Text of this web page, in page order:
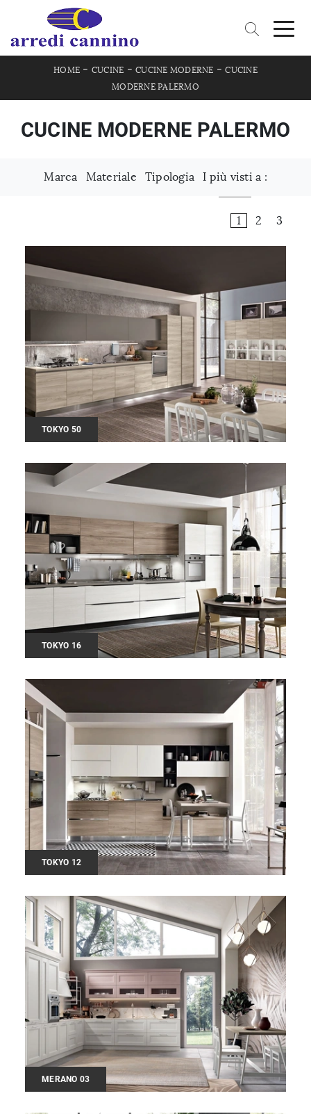
HOME - CUCINE -CUCINE MODERNE -CUCINE
MODERNE PALERMO
CUCINE MODERNE PALERMO
Marca Materiale Tipologia I più visti a :
1 2 3
TOKYO 50
TOKYO 16
TOKYO 12
MERANO 03